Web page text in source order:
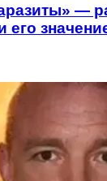
—
его